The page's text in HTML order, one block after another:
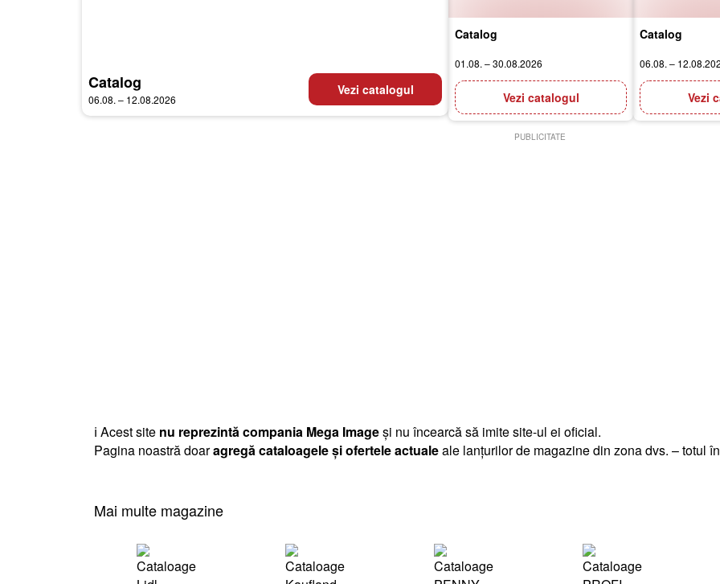
Catalog
06.08. – 12.08.2026
Vezi catalogul
Catalog
01.08. – 30.08.2026
Vezi catalogul
Catalog
06.08. –
Vezi
PUBLICITATE
ℹ️ Acest site nu reprezintă compania Mega Imageși nu încearcă să imite site-ul ei oficial.
Pagina noastră doaragregă cataloagele și ofertele actualeale lanțurilor de magazine din zona dvs. – totul
Mai multe magazine